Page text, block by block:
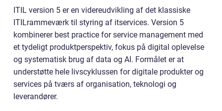
ITIL version 5 er en videreudvikling af det klassiske
ITILrammeværk til styring af itservices. Version 5
kombinerer best practice for service management med
et tydeligt produktperspektiv, fokus på digital oplevelse
og systematisk brug af data og AI. Formålet er at
understøtte hele livscyklussen for digitale produkter og
services på tværs af organisation, teknologi og
leverandører.